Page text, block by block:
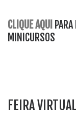
CLIQUE AQUI
MINICURSOS
FEIRA VIRTUAL